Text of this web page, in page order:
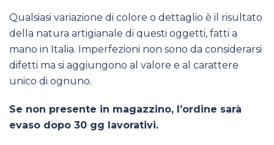
Qualsiasi variazione di colore o dettaglio è il risultato
della natura artigianale di questi oggetti, fatti a
mano in Italia. Imperfezioni non sono da considerarsi
difetti ma si aggiungono al valore e al carattere
unico di ognuno.
Se non presente in magazzino, l’ordine sarà
evaso dopo 30 gg lavorativi.